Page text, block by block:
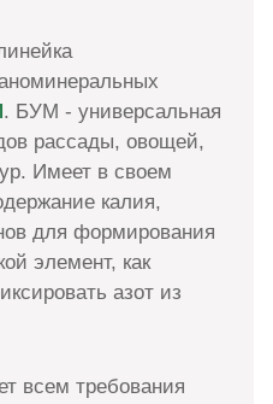
. БУМ - универсальная
рассады, овощей,
Имеет в своем
калия,
для формирования
элемент, как
азот из
всем требования